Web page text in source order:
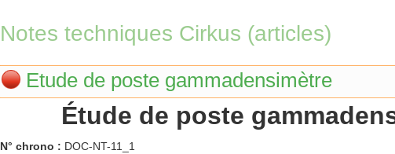
Notes techniques Cirkus (articles)
Etude de poste gammadensimètre
Étude de poste
N° chrono : DOC-NT-11_1